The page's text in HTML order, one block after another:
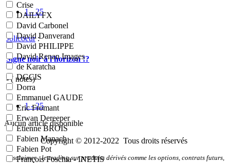
Crise
DAILYFX
David Carbonel
David Danverand
David PHILIPPE
David Renan Images
de Karatcha
DGCIS
Dorra
Emmanuel GAUDE
Eric Fromant
Erwan Dereeper
Etienne BROIS
Fabien Manach
Fabien Pot
François Foschia - INETIS
1 - 25
Jolicoeur:
Signe noir à l'horizon !?
- ( notes)
1 - 25
Aucun article disponible
Copyright © 2012-2022 Tous droits réservés
Disclaimer : le trading sur produits dérivés comme les options, contrats futurs,